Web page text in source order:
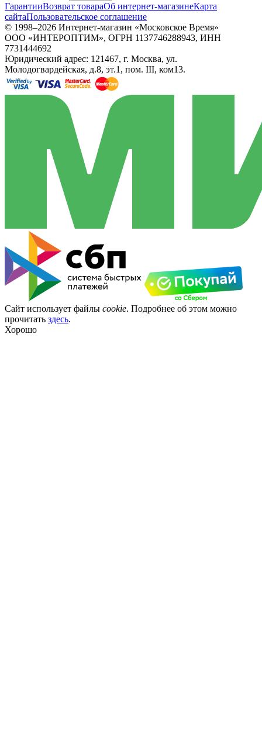
ГарантииВозврат товараОб интернет-магазинеКарта
сайтаПользовательское соглашение
© 1998–2026 Интернет-магазин «Московское Время»
ООО «ИНТЕРОПТИМ», ОГРН 1137746288943, ИНН
7731444692
Юридический адрес: 121467, г. Москва, ул.
Молодогвардейская, д.8, эт.1, пом. III, ком13.
Сайт использует файлы cookie. Подробнее об этом можно
прочитать здесь.
Хорошо